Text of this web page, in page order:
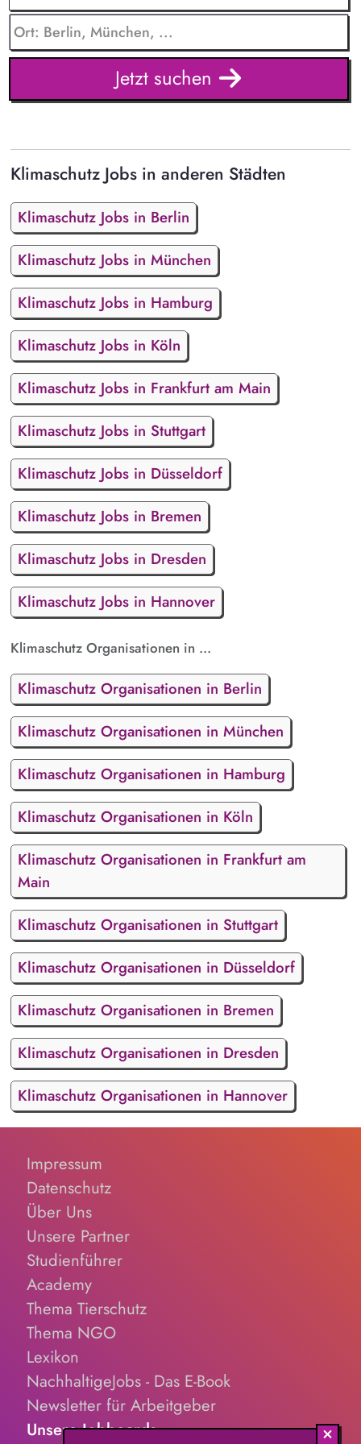
Jetzt suchen
Klimaschutz Jobs in anderen Städten
Klimaschutz Jobs in Berlin
Klimaschutz Jobs in München
Klimaschutz Jobs in Hamburg
Klimaschutz Jobs in Köln
Klimaschutz Jobs in Frankfurt am Main
Klimaschutz Jobs in Stuttgart
Klimaschutz Jobs in Düsseldorf
Klimaschutz Jobs in Bremen
Klimaschutz Jobs in Dresden
Klimaschutz Jobs in Hannover
Klimaschutz Organisationen in ...
Klimaschutz Organisationen in Berlin
Klimaschutz Organisationen in München
Klimaschutz Organisationen in Hamburg
Klimaschutz Organisationen in Köln
Klimaschutz Organisationen in Frankfurt am
Main
Klimaschutz Organisationen in Stuttgart
Klimaschutz Organisationen in Düsseldorf
Klimaschutz Organisationen in Bremen
Klimaschutz Organisationen in Dresden
Klimaschutz Organisationen in Hannover
Impressum
Datenschutz
Über Uns
Unsere Partner
Studienführer
Academy
Thema Tierschutz
Thema NGO
Lexikon
NachhaltigeJobs - Das E-Book
Newsletter für Arbeitgeber
Unsere Jobboards